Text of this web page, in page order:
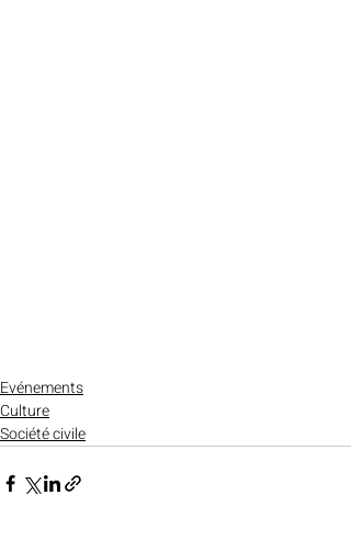
Evénements
Culture
Société civile